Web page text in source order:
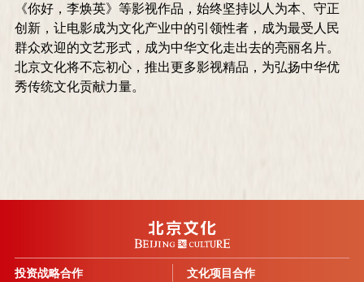
《你好，李焕英》等影视作品，始终坚持以人为本、守正
创新，让电影成为文化产业中的引领性者，成为最受人民
群众欢迎的文艺形式，成为中华文化走出去的亮丽名片。
北京文化将不忘初心，推出更多影视精品，为弘扬中华优
秀传统文化贡献力量。
投资战略合作 文化项目合作